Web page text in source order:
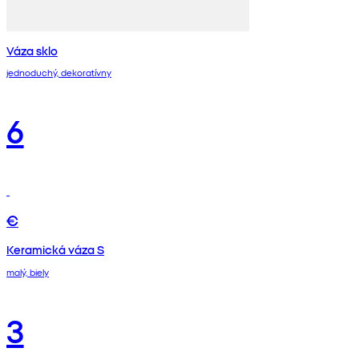
Váza sklo
jednoduchý, dekoratívny
6
€
Keramická váza S
malý, biely
3